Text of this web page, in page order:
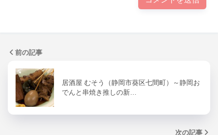
前の記事
居酒屋 むそう（静岡市葵区七間町）～静岡お
でんと串焼き推しの新…
次の記事